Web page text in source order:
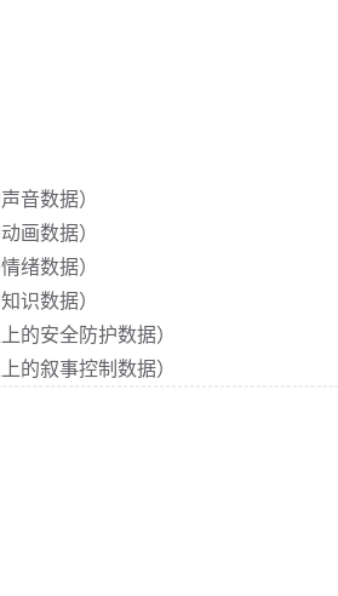
音数据）
画数据）
绪数据）
识数据）
的安全防护数据）
的叙事控制数据）